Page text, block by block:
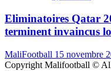
Eliminatoires Qatar
terminent invaincus
MaliFootball 15 novembre
Copyright Malifootball ©